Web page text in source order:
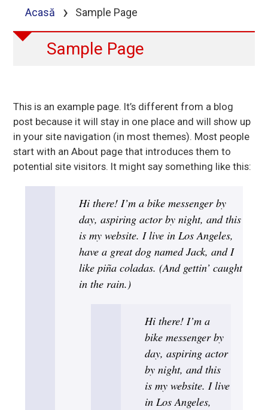
Acasă › Sample Page
Sample Page
This is an example page. It’s different from a blog
post because it will stay in one place and will show up
in your site navigation (in most themes). Most people
start with an About page that introduces them to
potential site visitors. It might say something like this:
Hi there! I’m a bike messenger by
day, aspiring actor by night, and this
is my website. I live in Los Angeles,
have a great dog named Jack, and I
like piña coladas. (And gettin’ caught
in the rain.)
Hi there! I’m a
bike messenger by
day, aspiring actor
by night, and this
is my website. I live
in Los Angeles,